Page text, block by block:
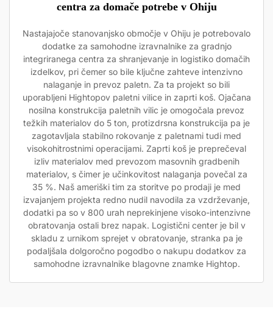
centra za domače potrebe v Ohiju
Nastajajoče stanovanjsko območje v Ohiju je potrebovalo
dodatke za samohodne izravnalnike za gradnjo
integriranega centra za shranjevanje in logistiko domačih
izdelkov, pri čemer so bile ključne zahteve intenzivno
nalaganje in prevoz paletn. Za ta projekt so bili
uporabljeni Hightopov paletni vilice in zaprti koš. Ojačana
nosilna konstrukcija paletnih vilic je omogočala prevoz
težkih materialov do 5 ton, protizdrsna konstrukcija pa je
zagotavljala stabilno rokovanje z paletnami tudi med
visokohitrostnimi operacijami. Zaprti koš je preprečeval
izliv materialov med prevozom masovnih gradbenih
materialov, s čimer je učinkovitost nalaganja povečal za
35 %. Naš ameriški tim za storitve po prodaji je med
izvajanjem projekta redno nudil navodila za vzdrževanje,
dodatki pa so v 800 urah neprekinjene visoko-intenzivne
obratovanja ostali brez napak. Logistični center je bil v
skladu z urnikom sprejet v obratovanje, stranka pa je
podaljšala dolgoročno pogodbo o nakupu dodatkov za
samohodne izravnalnike blagovne znamke Hightop.